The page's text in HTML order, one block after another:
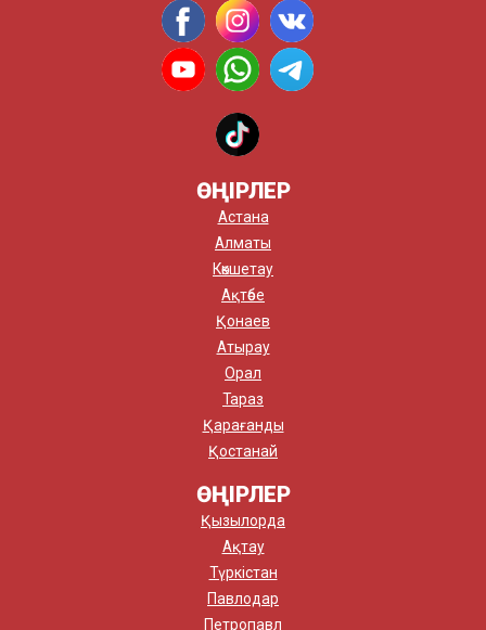
ӨҢІРЛЕР
Астана
Алматы
Көкшетау
Ақтөбе
Қонаев
Атырау
Орал
Тараз
Қарағанды
Қостанай
ӨҢІРЛЕР
Қызылорда
Ақтау
Түркістан
Павлодар
Петропавл